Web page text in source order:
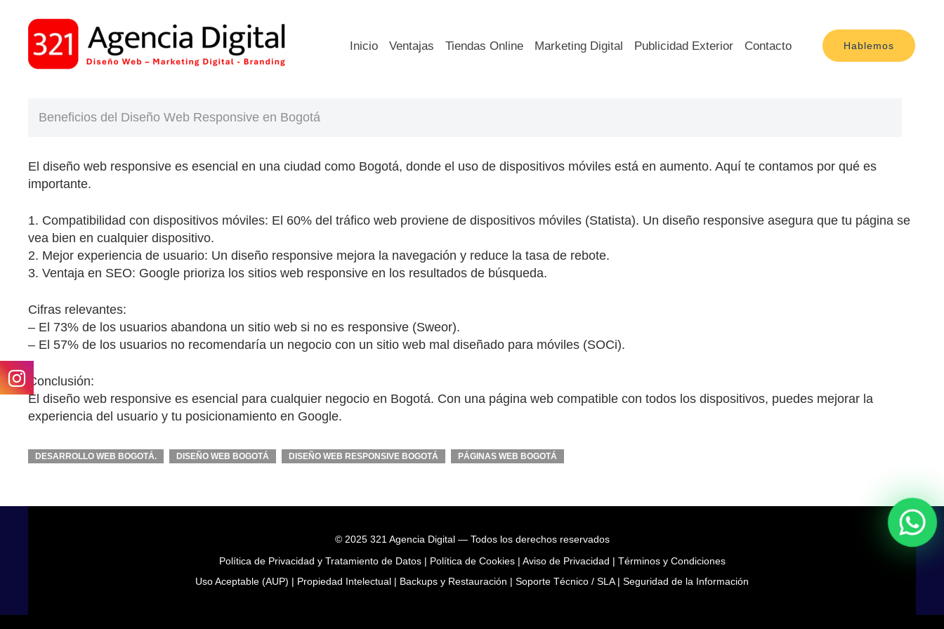
contenido
Inicio Ventajas Tiendas Online Marketing Digital Publicidad Exterior Contacto Hablemos
Beneficios del Diseño Web Responsive en Bogotá
El diseño web responsive es esencial en una ciudad como Bogotá, donde el uso de dispositivos móviles está en aumento. Aquí te contamos por qué es
importante.
1. Compatibilidad con dispositivos móviles: El 60% del tráfico web proviene de dispositivos móviles (Statista). Un diseño responsive asegura que tu página se
vea bien en cualquier dispositivo.
2. Mejor experiencia de usuario: Un diseño responsive mejora la navegación y reduce la tasa de rebote.
3. Ventaja en SEO: Google prioriza los sitios web responsive en los resultados de búsqueda.
Cifras relevantes:
– El 73% de los usuarios abandona un sitio web si no es responsive (Sweor).
– El 57% de los usuarios no recomendaría un negocio con un sitio web mal diseñado para móviles (SOCi).
Conclusión:
El diseño web responsive es esencial para cualquier negocio en Bogotá. Con una página web compatible con todos los dispositivos, puedes mejorar la
experiencia del usuario y tu posicionamiento en Google.
DESARROLLO WEB BOGOTÁ. DISEÑO WEB BOGOTÁ DISEÑO WEB RESPONSIVE BOGOTÁ PÁGINAS WEB BOGOTÁ
© 2025 321 Agencia Digital — Todos los derechos reservados
Política de Privacidad y Tratamiento de Datos| Política de Cookies| Aviso de Privacidad | Términos y Condiciones
Uso Aceptable (AUP) | Propiedad Intelectual | Backups y Restauración | Soporte Técnico / SLA| Seguridad de la Información